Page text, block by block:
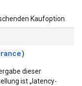
Kaufoption.
)
dieser
ist „latency-